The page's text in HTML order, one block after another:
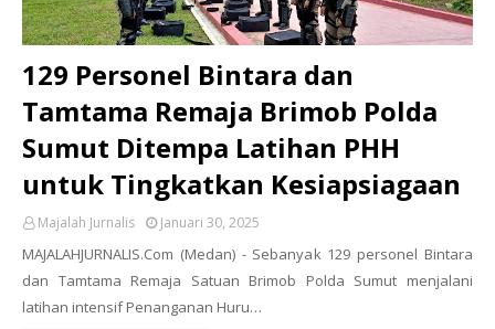
129 Personel Bintara dan
Tamtama Remaja Brimob Polda
Sumut Ditempa Latihan PHH
untuk Tingkatkan Kesiapsiagaan
Majalah Jurnalis Januari 30, 2025
MAJALAHJURNALIS.Com (Medan) - Sebanyak 129 personel Bintara
dan Tamtama Remaja Satuan Brimob Polda Sumut menjalani
latihan intensif Penanganan Huru…